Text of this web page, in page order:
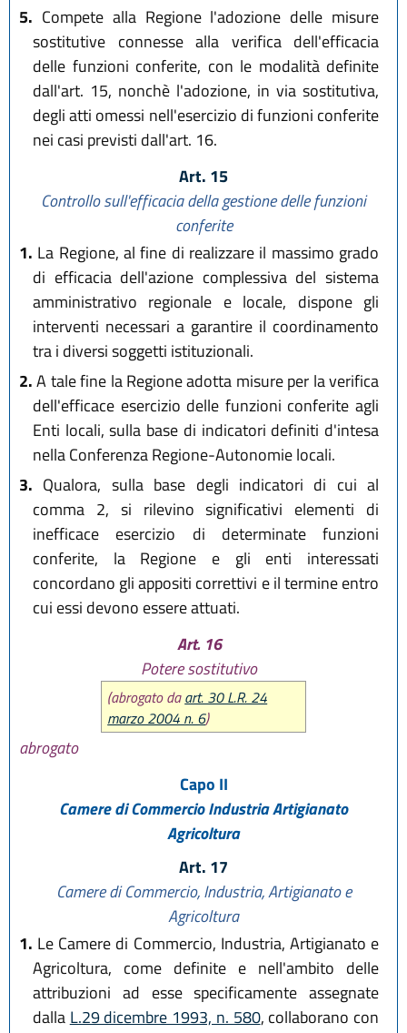
5. Compete alla Regione l'adozione delle misure
sostitutive connesse alla verifica dell'efficacia
delle funzioni conferite, con le modalità definite
dall'art. 15, nonchè l'adozione, in via sostitutiva,
degli atti omessi nell'esercizio di funzioni conferite
nei casi previsti dall'art. 16.
Art. 15
Controllo sull'efficacia della gestione delle funzioni
conferite
1. La Regione, al fine di realizzare il massimo grado
di efficacia dell'azione complessiva del sistema
amministrativo regionale e locale, dispone gli
interventi necessari a garantire il coordinamento
tra i diversi soggetti istituzionali.
2.A tale fine la Regione adotta misure per la verifica
dell'efficace esercizio delle funzioni conferite agli
Enti locali, sulla base di indicatori definiti d'intesa
nella Conferenza Regione-Autonomie locali.
3. Qualora, sulla base degli indicatori di cui al
comma 2, si rilevino significativi elementi di
inefficace esercizio di determinate funzioni
conferite, la Regione e gli enti interessati
concordano gli appositi correttivi e il termine entro
cui essi devono essere attuati.
Art. 16
Potere sostitutivo
(abrogato daart. 30 L.R. 24
marzo 2004 n. 6)
abrogato
Capo II
Camere di Commercio Industria Artigianato
Agricoltura
Art. 17
Camere di Commercio, Industria, Artigianato e
Agricoltura
1. Le Camere di Commercio, Industria, Artigianato e
Agricoltura, come definite e nell'ambito delle
attribuzioni ad esse specificamente assegnate
dalla L.29 dicembre 1993, n. 580, collaborano con